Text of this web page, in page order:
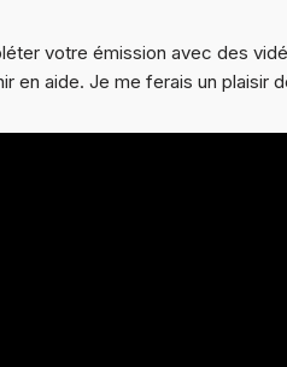
votre émission avec des
en aide. Je me ferais un plaisir